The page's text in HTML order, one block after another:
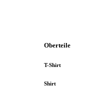
Oberteile
T-Shirt
Shirt